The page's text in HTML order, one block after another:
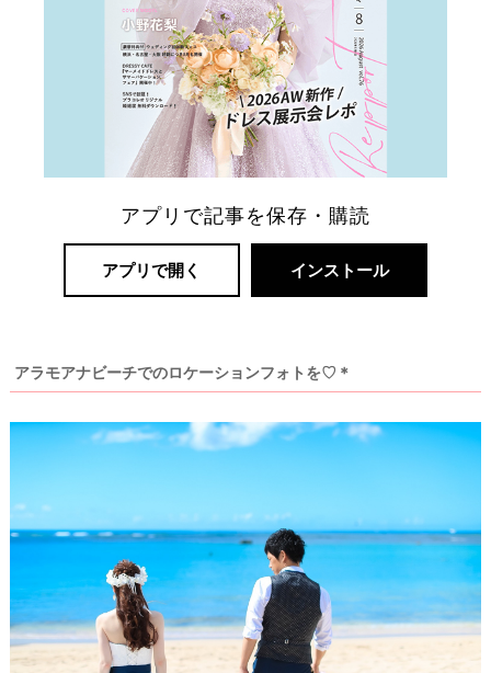
アプリで記事を保存・購読
アプリで開く インストール
アラモアナビーチでのロケーションフォトを♡＊